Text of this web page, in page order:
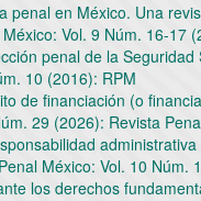
penal en México. Una
Vol. 9 Núm. 16-17
penal de la
10 (2016): RPM
de financiación (o
29 (2026): Revista
México: Vol. 10 Núm.
los derechos